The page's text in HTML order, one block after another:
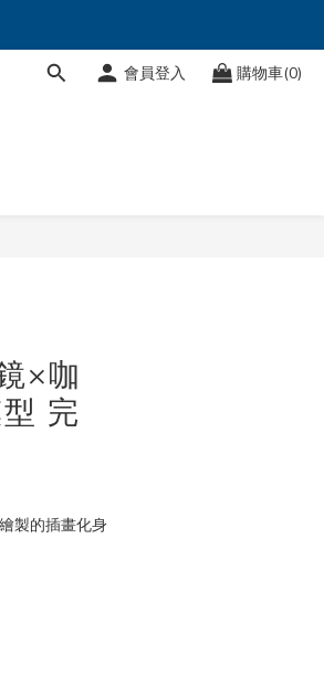
會員登入 購物車(0)
×咖
完
製的插畫化身